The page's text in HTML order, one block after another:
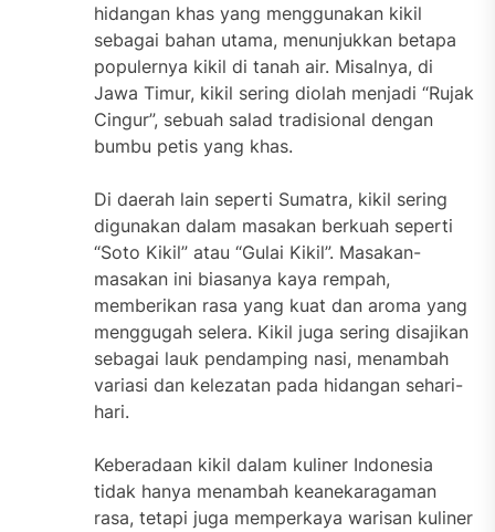
hidangan khas yang menggunakan kikil
sebagai bahan utama, menunjukkan betapa
populernya kikil di tanah air. Misalnya, di
Jawa Timur, kikil sering diolah menjadi “Rujak
Cingur”, sebuah salad tradisional dengan
bumbu petis yang khas.
Di daerah lain seperti Sumatra, kikil sering
digunakan dalam masakan berkuah seperti
“Soto Kikil” atau “Gulai Kikil”. Masakan-
masakan ini biasanya kaya rempah,
memberikan rasa yang kuat dan aroma yang
menggugah selera. Kikil juga sering disajikan
sebagai lauk pendamping nasi, menambah
variasi dan kelezatan pada hidangan sehari-
hari.
Keberadaan kikil dalam kuliner Indonesia
tidak hanya menambah keanekaragaman
rasa, tetapi juga memperkaya warisan kuliner